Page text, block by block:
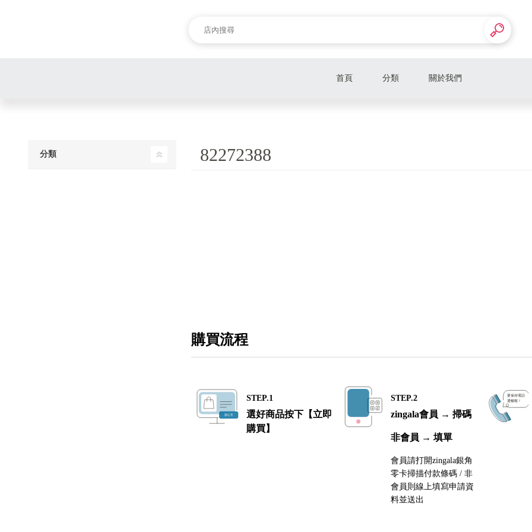
首頁 分類 關於我們
82272388
購買流程
STEP.1
選好商品按下【立即
購買】
STEP.2
zingala會員 → 掃碼
非會員 → 填單
會員請打開zingala銀角
零卡掃描付款條碼 / 非
會員則線上填寫申請資
料並送出
分類